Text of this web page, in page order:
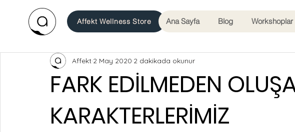
Affekt Wellness Store Ana Sayfa Blog Workshoplar
FARK EDİLMEDEN
KARAKTERLERİMİZ
Affekt 2 May 2020 2 dakikada okunur